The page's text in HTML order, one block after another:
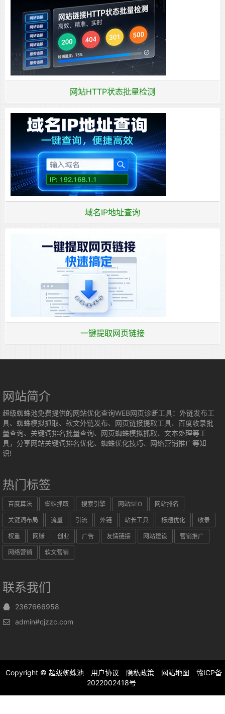
网站HTTP状态批量检测
域名IP地址查询
一键提取网页链接
网站简介
超级蜘蛛池免费提供的网站优化查询WEB网页诊断工具：外链发布工
具、蜘蛛模拟抓取、软文外链发布、网页链接提取工具、百度收录批
量查询、关键词排名批量查询、网页蜘蛛模拟抓取、文本处理等工
具，分享网站关键词排名优化、蜘蛛优化技巧、网络营销推广等知
识!
热门标签
百度算法 蜘蛛抓取 搜索引擎 网站SEO 网站排名
关键词布局 流量 引流 外链 站长工具 标题优化 收录
权重 网赚 创业 广告 友情链接 网站建设 营销推广
网络营销 软文营销
联系我们
2367666958
admin#cjzzc.com
Copyright © 超级蜘蛛池 用户协议 隐私政策 网站地图
赣ICP备
2022002418号